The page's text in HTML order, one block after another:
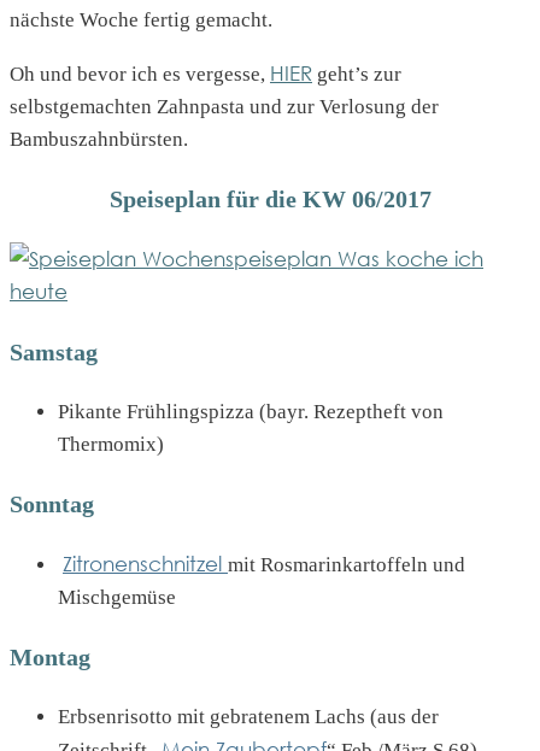
nächste Woche fertig gemacht.
Oh und bevor ich es vergesse, HIER geht’s zur
selbstgemachten Zahnpasta und zur Verlosung der
Bambuszahnbürsten.
Speiseplan für die KW 06/2017
Samstag
Pikante Frühlingspizza (bayr. Rezeptheft von
Thermomix)
Sonntag
Zitronenschnitzel mit Rosmarinkartoffeln und
Mischgemüse
Montag
Erbsenrisotto mit gebratenem Lachs (aus der